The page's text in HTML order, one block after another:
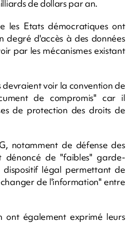
de dollars par an.
les Etats démocratiques ont
degré d'accès à des données
par les mécanismes existant
voir la convention de
de compromis" car il
de protection des droits de
notamment de défense des
dénoncé de "faibles" garde-
légal permettant de
de l'information" entre
ont également exprimé leurs